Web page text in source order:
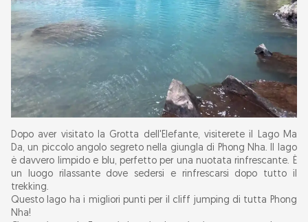
Dopo aver visitato la Grotta dell'Elefante, visiterete il Lago Ma
Da, un piccolo angolo segreto nella giungla di Phong Nha. Il lago
è davvero limpido e blu, perfetto per una nuotata rinfrescante. È
un luogo rilassante dove sedersi e rinfrescarsi dopo tutto il
trekking.
Questo lago ha i migliori punti per il cliff jumping di tutta Phong
Nha!